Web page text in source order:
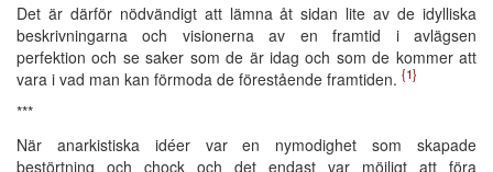
Det är därför nödvändigt att lämna åt sidan lite av de idylliska
beskrivningarna och visionerna av en framtid i avlägsen
perfektion och se saker som de är idag och som de kommer att
vara i vad man kan förmoda de förestående framtiden. {1}
***
När anarkistiska idéer var en nymodighet som skapade
bestörtning och chock och det endast var möjligt att föra